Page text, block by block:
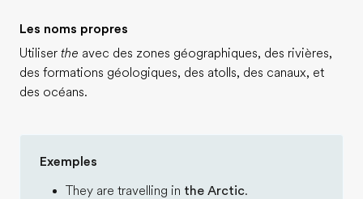
Les noms propres
Utiliser the avec des zones géographiques, des rivières,
des formations géologiques, des atolls, des canaux, et
des océans.
Exemples
They are travelling in the Arctic.